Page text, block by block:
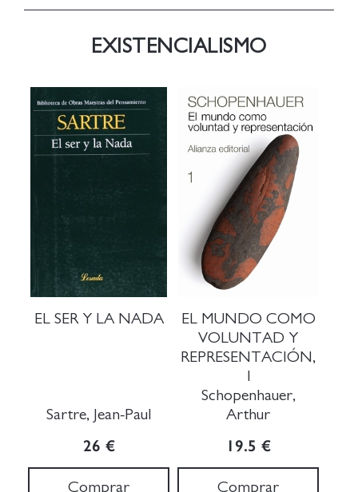
EXISTENCIALISMO
EL SER Y LA NADA
Sartre, Jean-Paul
26 €
Comprar
EL MUNDO COMO
VOLUNTAD Y
REPRESENTACIÓN,
Schopenhauer,
Arthur
19.5 €
Comprar